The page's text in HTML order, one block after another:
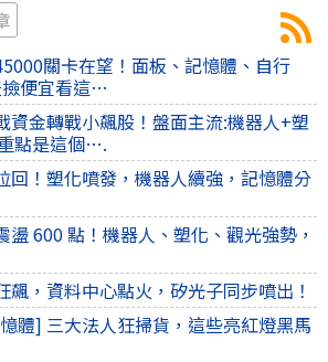
關卡在望！面板、記憶體、自行
撿便宜看這…
資金轉戰小飆股！盤面主流:機器人+塑
點是這個….
回！塑化噴發，機器人續強，記憶體分
盪 600 點！機器人、塑化、觀光強勢，
飆，資料中心點火，矽光子同步噴出！
體] 三大法人狂掃貨，這些亮紅燈黑馬